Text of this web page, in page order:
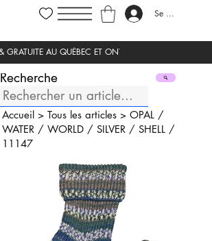
Se connecter
Recherche
Accueil> Tous les articles> OPAL /
WATER / WORLD / SILVER / SHELL /
11147